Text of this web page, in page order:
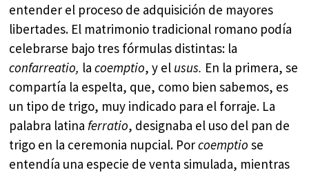
entender el proceso de adquisición de mayores
libertades. El matrimonio tradicional romano podía
celebrarse bajo tres fórmulas distintas: la
confarreatio, lacoemptio, y el usus. En la primera, se
compartía la espelta, que, como bien sabemos, es
un tipo de trigo, muy indicado para el forraje. La
palabra latinaferratio, designaba el uso del pan de
trigo en la ceremonia nupcial. Porcoemptio se
entendía una especie de venta simulada, mientras